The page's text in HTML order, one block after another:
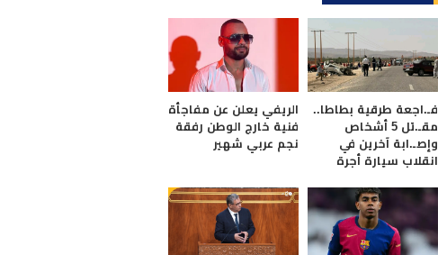
فـ.اجعة طرقية بطاطا..
مقـ.تل 5 أشخاص
وإصـ.ابة آخرين في
انقلاب سيارة أجرة
الريفي يعلن عن مفاجأة
فنية خارج الوطن رفقة
نجم عربي شهير